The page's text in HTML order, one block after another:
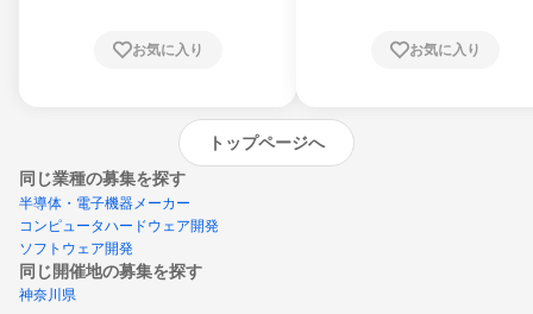
お気に入り お気に入り
トップページへ
同じ業種の募集を探す
半導体・電子機器メーカー
コンピュータハードウェア開発
ソフトウェア開発
同じ開催地の募集を探す
神奈川県